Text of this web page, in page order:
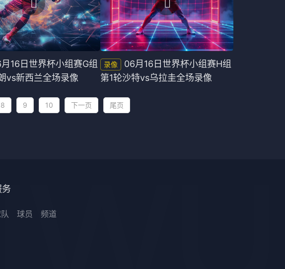
16日世界杯小组赛G组
vs新西兰全场录像
06月16日世界杯小组赛H组
第1轮沙特vs乌拉圭全场录像
8 9 10 下一页 尾页
务
球员 频道